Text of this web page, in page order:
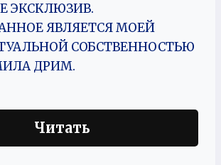
ЭКСКЛЮЗИВ.
ЯВЛЯЕТСЯ МОЕЙ
СОБСТВЕННОСТЬЮ
ДРИМ.
Читать